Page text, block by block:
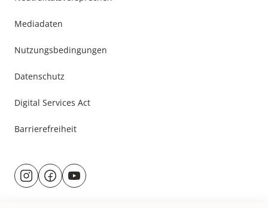
Mediadaten
Nutzungsbedingungen
Datenschutz
Digital Services Act
Barrierefreiheit
Besuche
uns@rund.ums.baby
facebook.com/rundumsbaby.de
youtube.com/@rundumsbaby_